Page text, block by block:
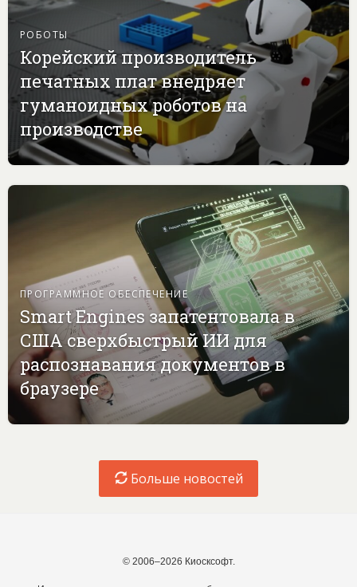
РОБОТЫ
Корейский производитель
печатных плат внедряет
гуманоидных роботов на
производстве
ПРОГРАММНОЕ ОБЕСПЕЧЕНИЕ
Smart Engines запатентовала в
США сверхбыстрый ИИ для
распознавания документов в
браузере
Больше новостей
© 2006–2026 Киосксофт.